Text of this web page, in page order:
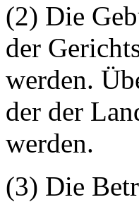
(2) Die
der
werden.
der der
werden.
(3) Die